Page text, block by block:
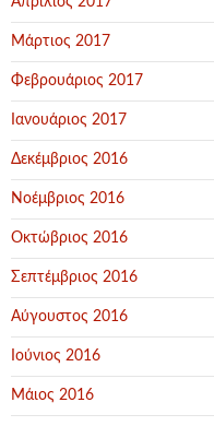
Μάρτιος 2017
Φεβρουάριος 2017
Ιανουάριος 2017
Δεκέμβριος 2016
Νοέμβριος 2016
Οκτώβριος 2016
Σεπτέμβριος 2016
Αύγουστος 2016
Ιούνιος 2016
Μάιος 2016